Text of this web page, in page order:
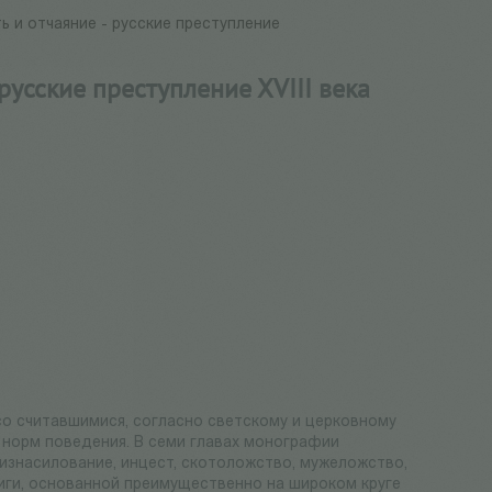
и отчаяние - русские преступление
преступление ХVIII века
считавшимися, согласно светскому и церковному
поведения. В семи главах монографии
инцест, скотоложство, мужеложство,
основанной преимущественно на широком круге